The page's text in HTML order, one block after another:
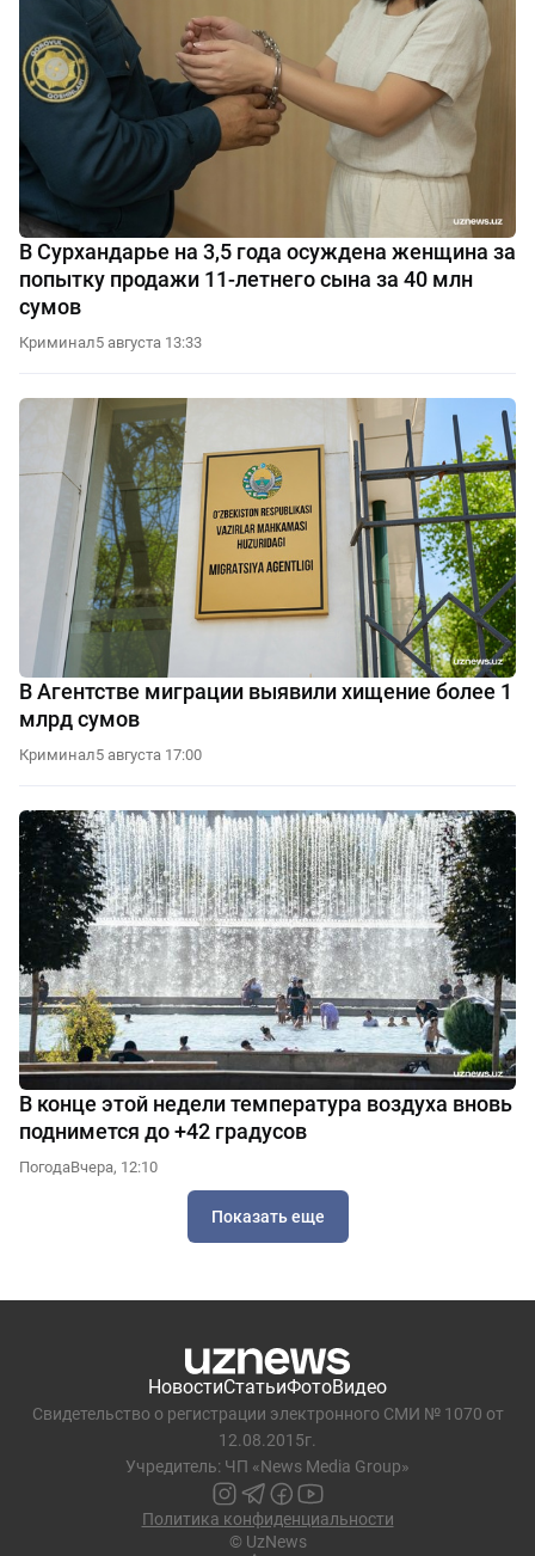
В Сурхандарье на 3,5 года осуждена женщина за
попытку продажи 11-летнего сына за 40 млн
сумов
Криминал5 августа 13:33
В Агентстве миграции выявили хищение более 1
млрд сумов
Криминал5 августа 17:00
В конце этой недели температура воздуха вновь
поднимется до +42 градусов
ПогодаВчера, 12:10
Показать еще
НовостиСтатьиФотоВидео
Свидетельство о регистрации электронного СМИ № 1070 от
12.08.2015г.
Учредитель: ЧП «News Media Group»
Политика конфиденциальности
© UzNews